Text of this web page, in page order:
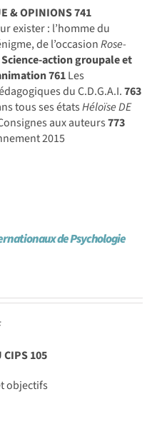
& OPINIONS741
exister : l’homme du
de l’occasionRose-
Science-action groupale et
761Les
du C.D.G.A.I.763
tous ses étatsHéloïse DE
aux auteurs773
2015
de Psychologie
CIPS 105
objectifs